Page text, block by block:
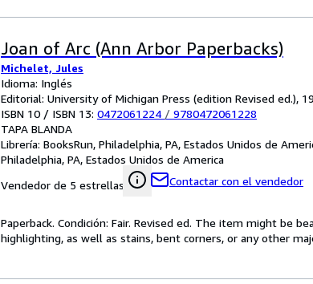
Joan of Arc (Ann Arbor Paperbacks)
Michelet, Jules
Idioma: Inglés
Editorial: University of Michigan Press (edition Revised ed.),
ISBN 10 / ISBN 13: 0472061224 / 9780472061228
TAPA BLANDA
Librería: BooksRun, Philadelphia, PA, Estados Unidos de
Philadelphia, PA, Estados Unidos de America
Vendedor de 5 estrellas
Contactar con el vendedor
Paperback. Condición: Fair. Revised ed. The item might be
highlighting, as well as stains, bent corners, or any other